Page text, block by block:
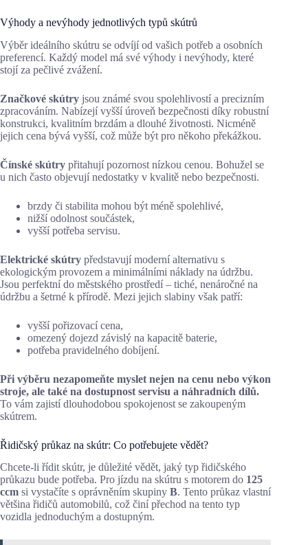
Výhody a nevýhody jednotlivých typů skútrů
Výběr ideálního skútru se odvíjí od vašich potřeb a osobních
preferencí. Každý model má své výhody i nevýhody, které
stojí za pečlivé zvážení.
Značkové skútry jsou známé svou spolehlivostí a precizním
zpracováním. Nabízejí vyšší úroveň bezpečnosti díky robustní
konstrukci, kvalitním brzdám a dlouhé životnosti. Nicméně
jejich cena bývá vyšší, což může být pro někoho překážkou.
Čínské skútry přitahují pozornost nízkou cenou. Bohužel se
u nich často objevují nedostatky v kvalitě nebo bezpečnosti.
brzdy či stabilita mohou být méně spolehlivé,
nižší odolnost součástek,
vyšší potřeba servisu.
Elektrické skútry představují moderní alternativu s
ekologickým provozem a minimálními náklady na údržbu.
Jsou perfektní do městského prostředí – tiché, nenáročné na
údržbu a šetrné k přírodě. Mezi jejich slabiny však patří:
vyšší pořizovací cena,
omezený dojezd závislý na kapacitě baterie,
potřeba pravidelného dobíjení.
Při výběru nezapomeňte myslet nejen na cenu nebo výkon
stroje, ale také na dostupnost servisu a náhradních dílů.
To vám zajistí dlouhodobou spokojenost se zakoupeným
skútrem.
Řidičský průkaz na skútr: Co potřebujete vědět?
Chcete-li řídit skútr, je důležité vědět, jaký typ řidičského
průkazu bude potřeba. Pro jízdu na skútru s motorem do 125
ccm si vystačíte s oprávněním skupiny B. Tento průkaz vlastní
většina řidičů automobilů, což činí přechod na tento typ
vozidla jednoduchým a dostupným.